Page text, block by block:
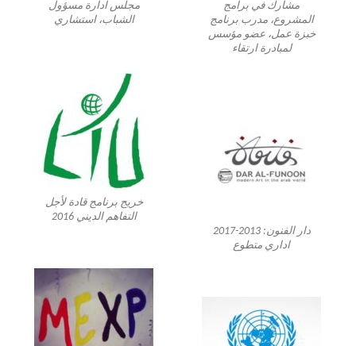
مجلس ادارة مسؤول
الشباب، استشاري
مشارك في برامج
المشروع، مدرب برنامج
خبزة عمل، عضو مؤسس
لمبادرة ارتقاء
خريج برنامج قادة لأجل
التفاهم الديني 2016
دار الفنون: 2013-2017
اداري متطوع